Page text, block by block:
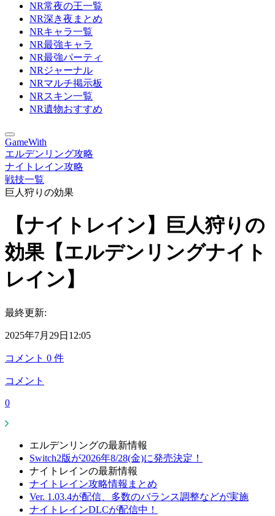
NR常夜の王一覧
NR深き夜まとめ
NRキャラ一覧
NR最強キャラ
NR最強パーティ
NRジャーナル
NRマルチ掲示板
NRスキン一覧
NR遺物おすすめ
GameWith
エルデンリング攻略
ナイトレイン攻略
戦技一覧
巨人狩りの効果
【ナイトレイン】巨人狩りの
効果【エルデンリングナイト
レイン】
最終更新:
2025年7月29日12:05
コメント 0 件
コメント
0
エルデンリングの最新情報
Switch2版が2026年8/28(金)に発売決定！
ナイトレインの最新情報
ナイトレイン攻略情報まとめ
Ver. 1.03.4が配信、多数のバランス調整などが実施
ナイトレインDLCが配信中！